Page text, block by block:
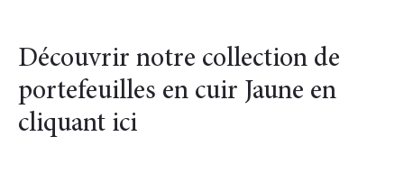
Découvrir notre collection de
portefeuilles en cuir Jaune en
cliquant ici